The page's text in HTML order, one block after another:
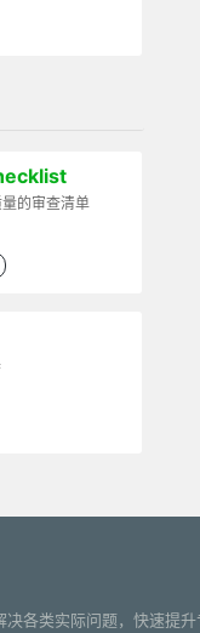
的审查清单
各类实际问题，快速提升